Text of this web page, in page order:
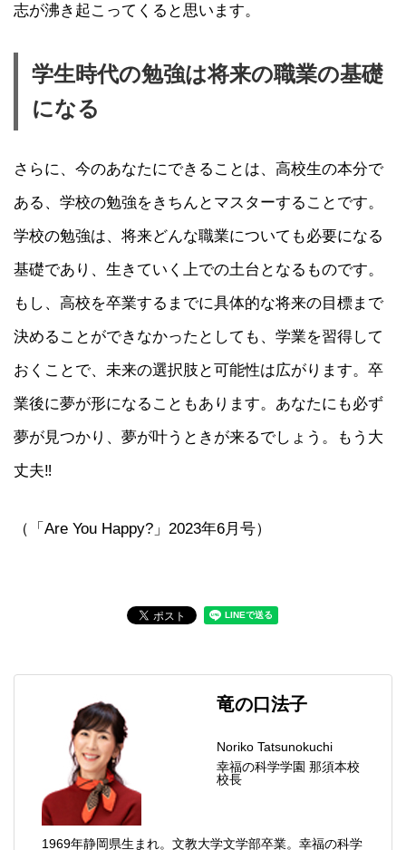
志が沸き起こってくると思います。
学生時代の勉強は将来の職業の基礎
になる
さらに、今のあなたにできることは、高校生の本分で
ある、学校の勉強をきちんとマスターすることです。
学校の勉強は、将来どんな職業についても必要になる
基礎であり、生きていく上での土台となるものです。
もし、高校を卒業するまでに具体的な将来の目標まで
決めることができなかったとしても、学業を習得して
おくことで、未来の選択肢と可能性は広がります。卒
業後に夢が形になることもあります。あなたにも必ず
夢が見つかり、夢が叶うときが来るでしょう。もう大
丈夫‼
（「Are You Happy?」2023年6月号）
竜の口法子
Noriko Tatsunokuchi
幸福の科学学園 那須本校
校長
1969年静岡県生まれ。文教大学文学部卒業。幸福の科学